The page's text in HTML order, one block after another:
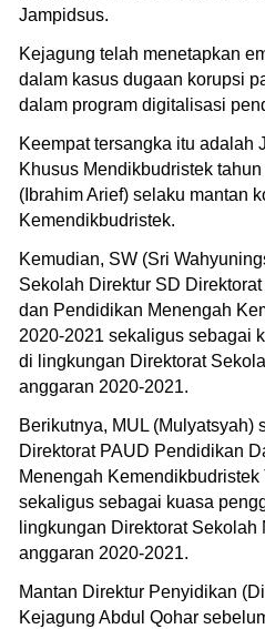
Jampidsus.
Kejagung telah menetapkan
dalam kasus dugaan korupsi
dalam program digitalisasi
Keempat tersangka itu adalah
Khusus Mendikbudristek
(Ibrahim Arief) selaku mantan
Kemendikbudristek.
Kemudian, SW (Sri
Sekolah Direktur SD
dan Pendidikan Menengah
2020-2021 sekaligus sebagai
di lingkungan Direktorat
anggaran 2020-2021.
Berikutnya, MUL (Mulyatsyah)
Direktorat PAUD Pendidikan
Menengah Kemendikbudristek
sekaligus sebagai kuasa
lingkungan Direktorat
anggaran 2020-2021.
Mantan Direktur Penyidikan
Kejagung Abdul Qohar